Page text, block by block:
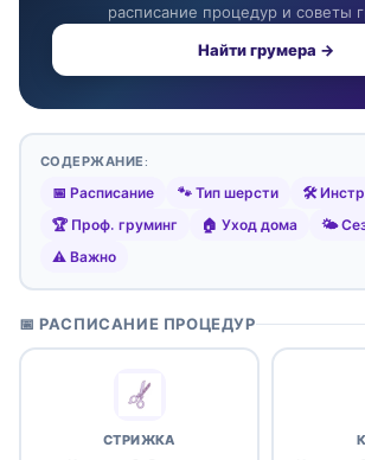
расписание процедур и советы
Найти грумера →
СОДЕРЖАНИЕ:
📅 Расписание 🐾 Тип шерсти
🛠️
🏆 Проф. груминг
🏠 Уход дома
🌤️
⚠️ Важно
📅 РАСПИСАНИЕ ПРОЦЕДУР
СТРИЖКА